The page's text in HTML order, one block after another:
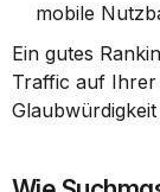
mobile
Ein gutes
Traffic auf Ihrer